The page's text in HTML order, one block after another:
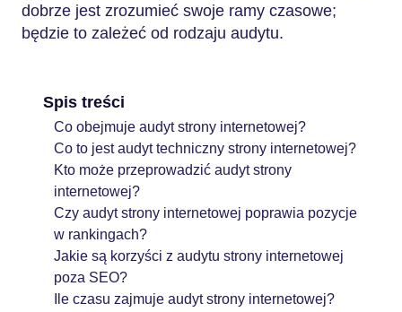
dobrze jest zrozumieć swoje ramy czasowe;
będzie to zależeć od rodzaju audytu.
Spis treści
Co obejmuje audyt strony internetowej?
Co to jest audyt techniczny strony internetowej?
Kto może przeprowadzić audyt strony
internetowej?
Czy audyt strony internetowej poprawia pozycje
w rankingach?
Jakie są korzyści z audytu strony internetowej
poza SEO?
Ile czasu zajmuje audyt strony internetowej?